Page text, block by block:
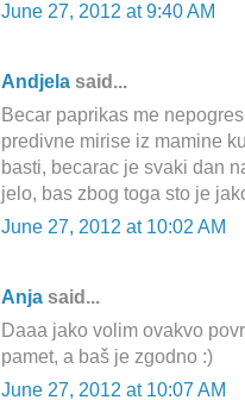
June 27, 2012 at 9:40 AM
Andjela said...
Becar paprikas me
predivne mirise iz mamine
basti, becarac je svaki dan
jelo, bas zbog toga sto je
June 27, 2012 at 10:02 AM
Anja said...
Daaa jako volim ovakvo
pamet, a baš je zgodno :)
June 27, 2012 at 10:07 AM